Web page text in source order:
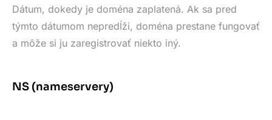
Dátum, dokedy je doména zaplatená. Ak sa pred
týmto dátumom nepredĺži, doména prestane fungovať
a môže si ju zaregistrovať niekto iný.
NS (nameservery)